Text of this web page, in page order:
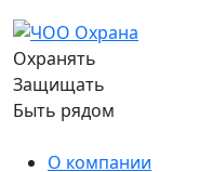
Охранять
Защищать
Быть рядом
О компании